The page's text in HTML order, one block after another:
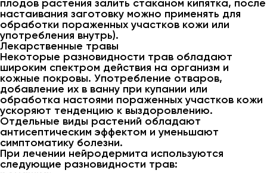
плодов растения залить стаканом кипятка, после
настаивания заготовку можно применять для
обработки пораженных участков кожи или
употребления внутрь).
Лекарственные травы
Некоторые разновидности трав обладают
широким спектром действия на организм и
кожные покровы. Употребление отваров,
добавление их в ванну при купании или
обработка настоями пораженных участков кожи
ускоряют тенденцию к выздоровлению.
Отдельные виды растений обладают
антисептическим эффектом и уменьшают
симптоматику болезни.
При лечении нейродермита используются
следующие разновидности трав: